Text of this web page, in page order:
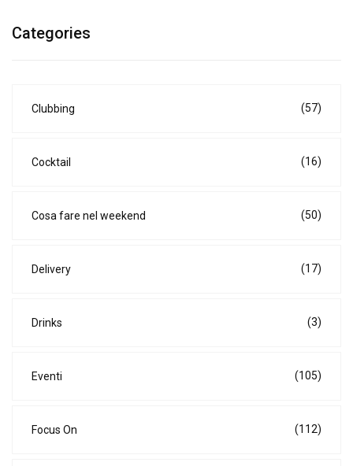
Categories
Clubbing (57)
Cocktail (16)
Cosa fare nel weekend (50)
Delivery (17)
Drinks (3)
Eventi (105)
Focus On (112)